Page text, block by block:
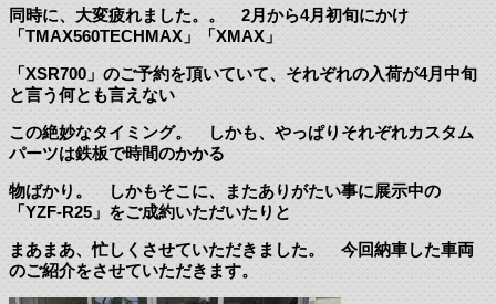
同時に、大変疲れました。。 2月から4月初旬にかけ
「TMAX560TECHMAX」「XMAX」
「XSR700」のご予約を頂いていて、それぞれの入荷が4月中旬
と言う何とも言えない
この絶妙なタイミング。 しかも、やっぱりそれぞれカスタム
パーツは鉄板で時間のかかる
物ばかり。 しかもそこに、またありがたい事に展示中の
「YZF-R25」をご成約いただいたりと
まあまあ、忙しくさせていただきました。 今回納車した車両
のご紹介をさせていただきます。